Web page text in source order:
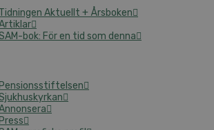
Tidningen Aktuellt + Årsboken
bok: För en tid som denna
Pensionsstiftelsen
Press